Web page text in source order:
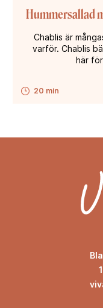
20 min
Hummersallad
Chablis är
varför. Chablis
här